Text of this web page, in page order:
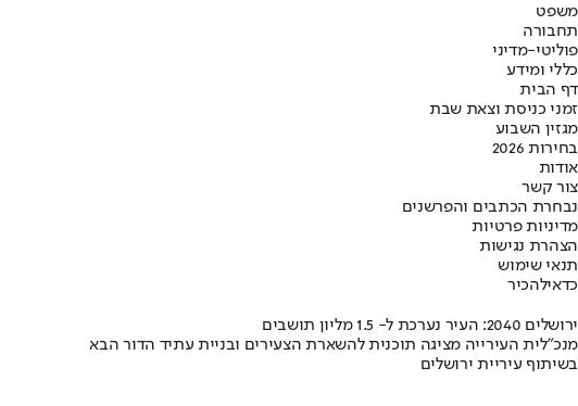
משפט
תחבורה
פוליטי-מדיני
כללי ומידע
דף הבית
זמני כניסת וצאת שבת
מגזין השבוע
בחירות 2026
אודות
צור קשר
נבחרת הכתבים והפרשנים
מדיניות פרטיות
הצהרת נגישות
תנאי שימוש
כדאילהכיר
ירושלים 2040: העיר נערכת ל- 1.5 מליון תושבים
מנכ"לית העירייה מציגה תוכנית להשארת הצעירים ובניית עתיד הדור הבא
בשיתוף עיריית ירושלים